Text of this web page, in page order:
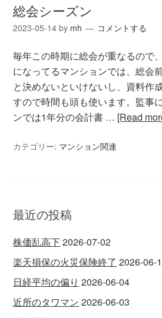
総会シーズン
2023-05-14 by mh コメントする
毎年この時期に総会が重なるので
になってるマンションでは、総会
と決めないといけないし、資料作
すので時間も頭も使います。監事
ンでは1年分の会計書 … [Read
カテゴリー: マンション関連
最近の投稿
株価乱高下2026-07-02
楽天損保の火災保険終了 2026-06-
日経平均の偏り 2026-06-04
近所のタワマン 2026-06-03